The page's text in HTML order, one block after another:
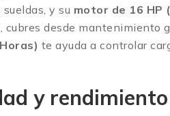
y su motor de 16 HP
, cubres desde mantenimiento
te ayuda a controlar
y rendimiento